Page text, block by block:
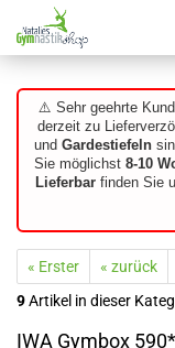
⚠️ Sehr geehrte
derzeit zu
und Gardestiefeln
Sie möglichst 8-10
Lieferbarfinden Sie
« Erster « zurück
9Artikel in dieser
IWA Gymbox 590*